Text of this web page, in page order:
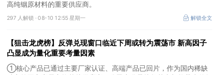
高纯铟原材料的重要供应商。
297 人解锁 ·08-10 12:55 星期一 解锁全文
【狙击龙虎榜】反弹兑现窗口临近下周或转为震荡市 新高因子
凸显成为量化重要考量因素
①核心产品已通过主要厂家认证、高端产品已回片，作为国内稀缺